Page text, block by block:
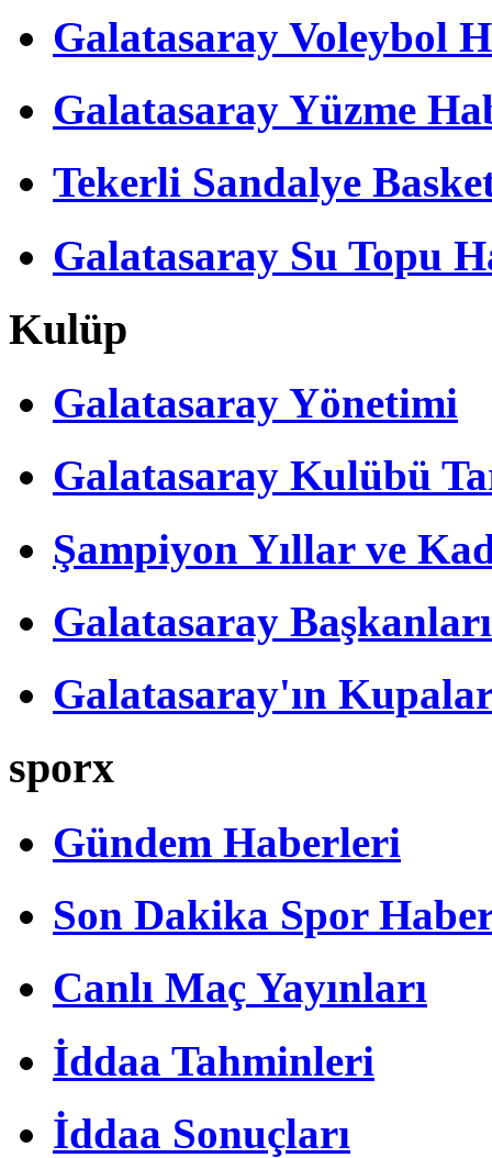
Galatasaray Voleybol
Galatasaray Yüzme
Tekerli Sandalye
Galatasaray Su Topu
Kulüp
Galatasaray Yönetimi
Galatasaray Kulübü
Şampiyon Yıllar ve
Galatasaray Başkanları
Galatasaray'ın
sporx
Gündem Haberleri
Son Dakika Spor
Canlı Maç Yayınları
İddaa Tahminleri
İddaa Sonuçları